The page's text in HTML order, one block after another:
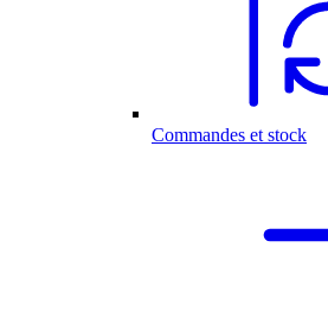
Commandes et stock